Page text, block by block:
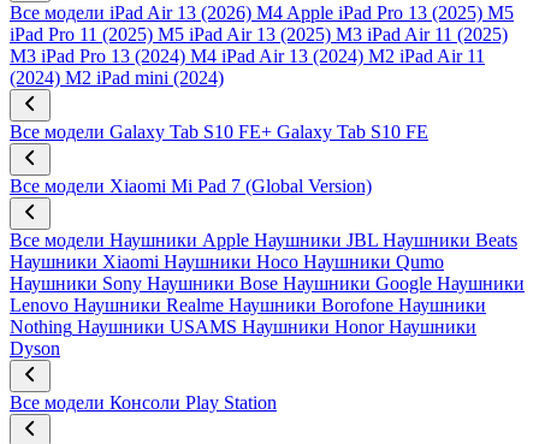
Все модели iPad Air 13 (2026) M4 Apple iPad Pro 13 (2025) M5
iPad Pro 11 (2025) M5 iPad Air 13 (2025) M3 iPad Air 11 (2025)
M3 iPad Pro 13 (2024) M4 iPad Air 13 (2024) M2 iPad Air 11
(2024) M2 iPad mini (2024)
Все модели Galaxy Tab S10 FE+ Galaxy Tab S10 FE
Все модели Xiaomi Mi Pad 7 (Global Version)
Все модели Наушники Apple Наушники JBL Наушники Beats
Наушники Xiaomi Наушники Hoco Наушники Qumo
Наушники Sony Наушники Bose Наушники Google Наушники
Lenovo Наушники Realme Наушники Borofone Наушники
Nothing Наушники USAMS Наушники Honor Наушники
Dyson
Все модели Консоли Play Station